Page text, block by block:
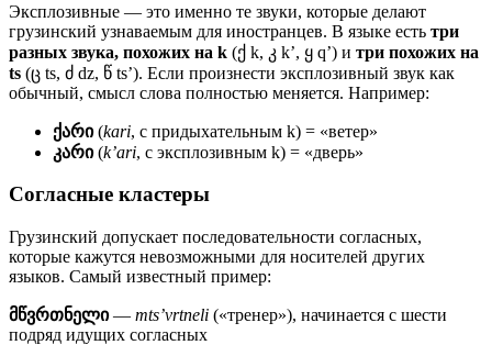
Эксплозивные — это именно те звуки, которые делают
грузинский узнаваемым для иностранцев. В языке есть три
разных звука, похожих на k (ქ k, კ k’, ყ q’) и три похожих на
ts (ც ts, ძ dz, წ ts’). Если произнести эксплозивный звук как
обычный, смысл слова полностью меняется. Например:
ქარი(kari, с придыхательным k) = «ветер»
კარი(k’ari, с эксплозивным k) = «дверь»
Согласные кластеры
Грузинский допускает последовательности согласных,
которые кажутся невозможными для носителей других
языков. Самый известный пример:
მწვრთნელი— mts’vrtneli («тренер»), начинается с шести
подряд идущих согласных